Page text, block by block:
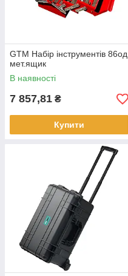
GTM Набір інструментів 86од
мет.ящик
В наявності
7 857,81 ₴
Купити